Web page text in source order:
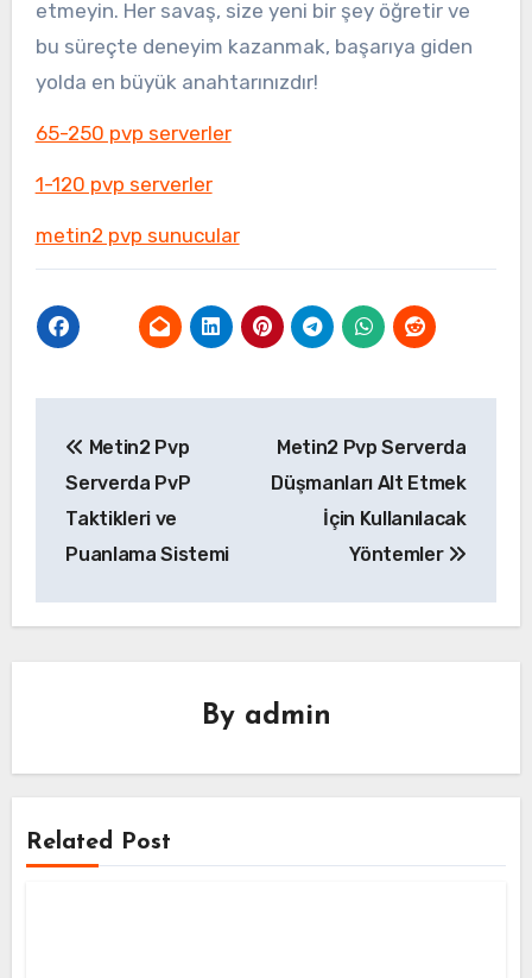
etmeyin. Her savaş, size yeni bir şey öğretir ve
bu süreçte deneyim kazanmak, başarıya giden
yolda en büyük anahtarınızdır!
65-250 pvp serverler
1-120 pvp serverler
metin2 pvp sunucular
gezinmesi
Metin2 Pvp
Serverda PvP
Taktikleri ve
Puanlama Sistemi
Metin2 Pvp Serverda
Düşmanları Alt Etmek
İçin Kullanılacak
Yöntemler
By admin
Related Post